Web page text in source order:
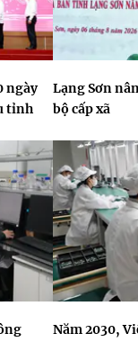
ngày
tỉnh
Lạng Sơn
bộ cấp xã
Năm 2030,